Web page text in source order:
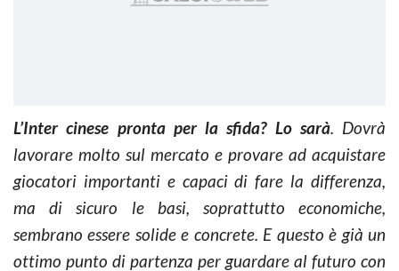
L’Inter cinese pronta per la sfida? Lo sarà. Dovrà
lavorare molto sul mercato e provare ad acquistare
giocatori importanti e capaci di fare la differenza,
ma di sicuro le basi, soprattutto economiche,
sembrano essere solide e concrete. E questo è già un
ottimo punto di partenza per guardare al futuro con